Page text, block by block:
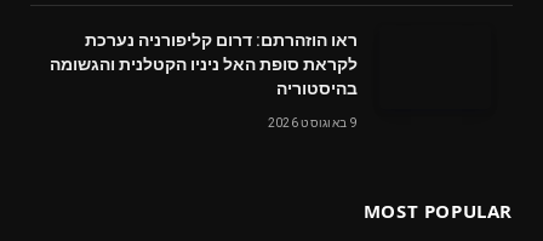
ראו הוזהרתם: דרום קליפורניה נערכת
לקראת סופת האל ניניו הקטלנית והגשומה
בהיסטוריה
9 באוגוסט 2026
MOST POPULAR